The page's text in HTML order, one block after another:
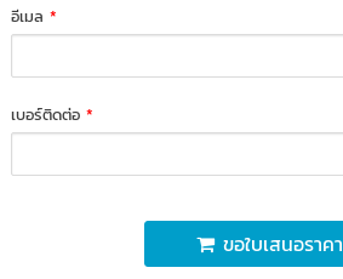
อีเมล*
เบอร์ติดต่อ*
ขอใบเสนอราคา